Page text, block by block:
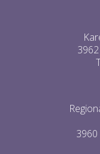
3960